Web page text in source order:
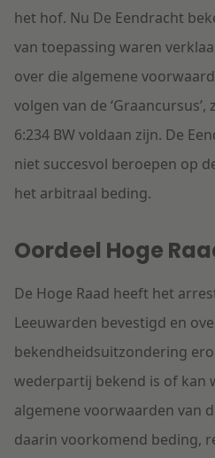
het hof. Nu De Eendracht
van toepassing waren
over die algemene
volgen van de
6:234 BW voldaan zijn. De
niet succesvol beroepen op
het arbitraal beding.
Oordeel Hoge
De Hoge Raad heeft het
Leeuwarden bevestigd en
bekendheidsuitzondering
wederpartij bekend is of kan
algemene voorwaarden van
daarin voorkomend beding,